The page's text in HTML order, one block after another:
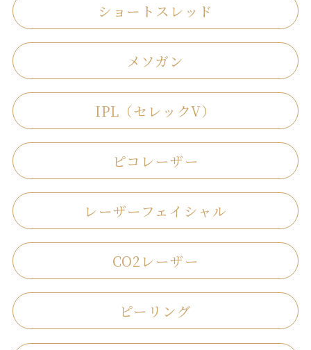
ショートスレッド
メソガン
IPL（セレックV）
ピコレーザー
レーザーフェイシャル
CO2レーザー
ピーリング